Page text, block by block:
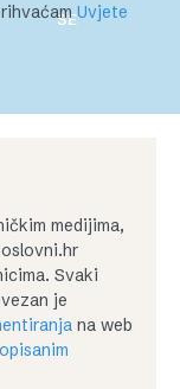
SEUvjete
medijima,
Svaki
je
na web